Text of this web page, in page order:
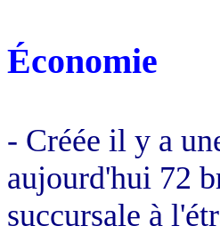
Économie
- Créée il y a
aujourd'hui 72
succursale à